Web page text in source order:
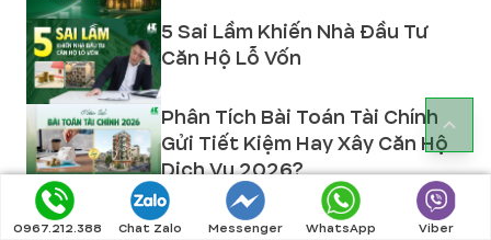
5 Sai Lầm Khiến Nhà Đầu Tư
Căn Hộ Lỗ Vốn
Phân Tích Bài Toán Tài Chính
Gửi Tiết Kiệm Hay Xây Căn Hộ
Dịch Vụ 2026?
Happy Hour Tháng 5
0967.212.388 Chat Zalo Messenger WhatsApp Viber